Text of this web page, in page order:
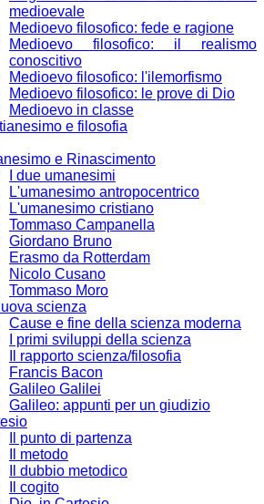
medioevale
Medioevo filosofico: fede e ragione
Medioevo filosofico: il realismo
conoscitivo
Medioevo filosofico: l'ilemorfismo
Medioevo filosofico: le prove di Dio
Medioevo in classe
e filosofia
e Rinascimento
I due umanesimi
L'umanesimo antropocentrico
L'umanesimo cristiano
Tommaso Campanella
Giordano Bruno
Erasmo da Rotterdam
Nicolo Cusano
Tommaso Moro
scienza
Cause e fine della scienza moderna
I primi sviluppi della scienza
Il rapporto scienza/filosofia
Francis Bacon
Galileo Galilei
Galileo: appunti per un giudizio
Il punto di partenza
Il metodo
Il dubbio metodico
Il cogito